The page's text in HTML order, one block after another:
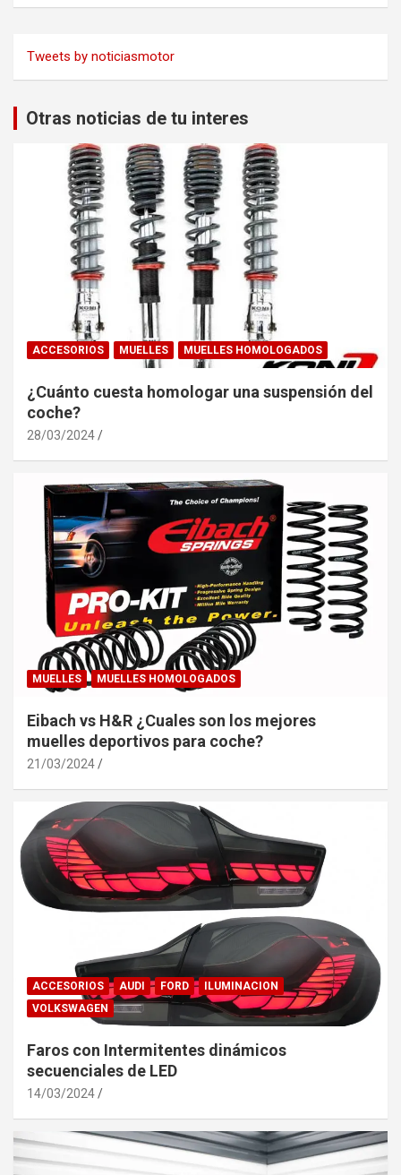
Tweets by noticiasmotor
Otras noticias de tu interes
ACCESORIOS MUELLES MUELLES HOMOLOGADOS
¿Cuánto cuesta homologar una suspensión del
coche?
28/03/2024
MUELLES MUELLES HOMOLOGADOS
Eibach vs H&R ¿Cuales son los mejores
muelles deportivos para coche?
21/03/2024
ACCESORIOS AUDI FORD
ILUMINACION
VOLKSWAGEN
Faros con Intermitentes dinámicos
secuenciales de LED
14/03/2024